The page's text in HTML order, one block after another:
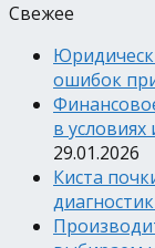
Свежее
ошибок
в
29.01.2026
Киста